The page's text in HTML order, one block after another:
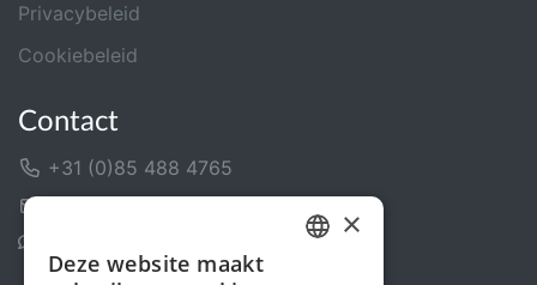
Privacybeleid
Cookiebeleid
Contact
+31 (0)85 488 4765
×
Deze website maakt